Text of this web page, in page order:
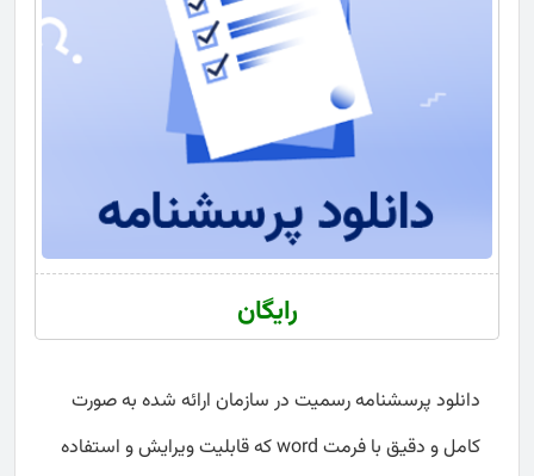
رایگان
دانلود پرسشنامه رسميت در سازمان ارائه شده به صورت
کامل و دقیق با فرمت word که قابلیت ویرایش و استفاده